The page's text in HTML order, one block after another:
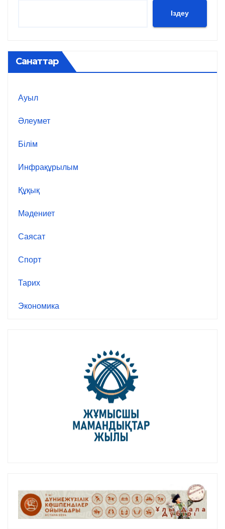
Іздеу
Санаттар
Ауыл
Әлеумет
Білім
Инфрақұрылым
Құқық
Мәдениет
Саясат
Спорт
Тарих
Экономика